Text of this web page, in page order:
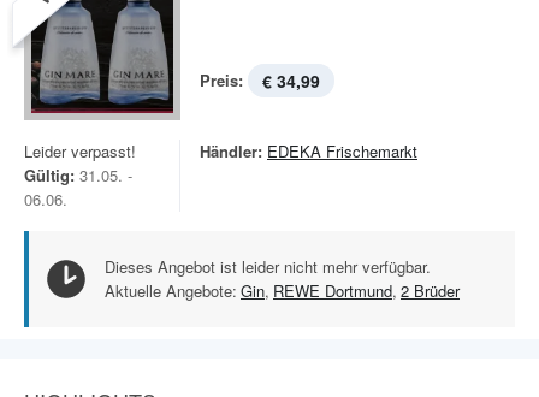
Preis: € 34,99
Leider verpasst!
Gültig: 31.05. -
06.06.
Händler: EDEKA Frischemarkt
Dieses Angebot ist leider nicht mehr verfügbar.
Aktuelle Angebote: Gin, REWE Dortmund, 2 Brüder